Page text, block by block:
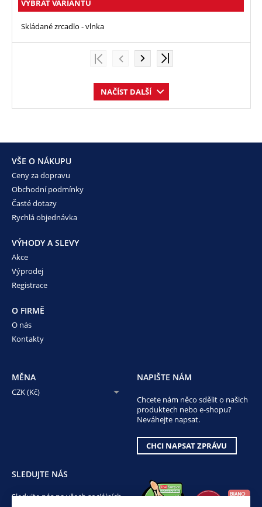
VYBRAT VARIANTU
Skládané zrcadlo - vlnka
NAČÍST DALŠÍ
VŠE O NÁKUPU
Ceny za dopravu
Obchodní podmínky
Časté dotazy
Rychlá objednávka
VÝHODY A SLEVY
Akce
Výprodej
Registrace
O FIRMĚ
O nás
Kontakty
MĚNA
CZK (Kč)
NAPIŠTE NÁM
Chcete nám něco sdělit o našich
produktech nebo e-shopu?
Neváhejte napsat.
CHCI NAPSAT ZPRÁVU
SLEDUJTE NÁS
Sledujte nás na všech sociálních